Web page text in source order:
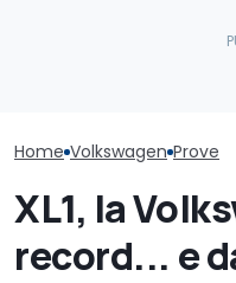
Home Volkswagen Prove
XL1, la
record... e